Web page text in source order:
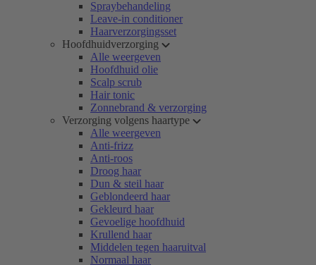
Spraybehandeling
Leave-in conditioner
Haarverzorgingsset
Hoofdhuidverzorging
Alle weergeven
Hoofdhuid olie
Scalp scrub
Hair tonic
Zonnebrand & verzorging
Verzorging volgens haartype
Alle weergeven
Anti-frizz
Anti-roos
Droog haar
Dun & steil haar
Geblondeerd haar
Gekleurd haar
Gevoelige hoofdhuid
Krullend haar
Middelen tegen haaruitval
Normaal haar